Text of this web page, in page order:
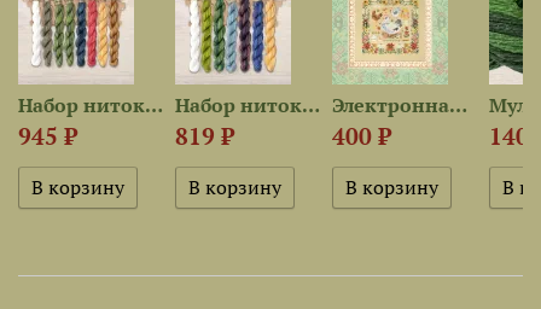
Набор ниток OwlForest для...
945 ₽
Набор ниток OwlForest для...
819 ₽
Электронная схема «Пёстрая...
400 ₽ 140